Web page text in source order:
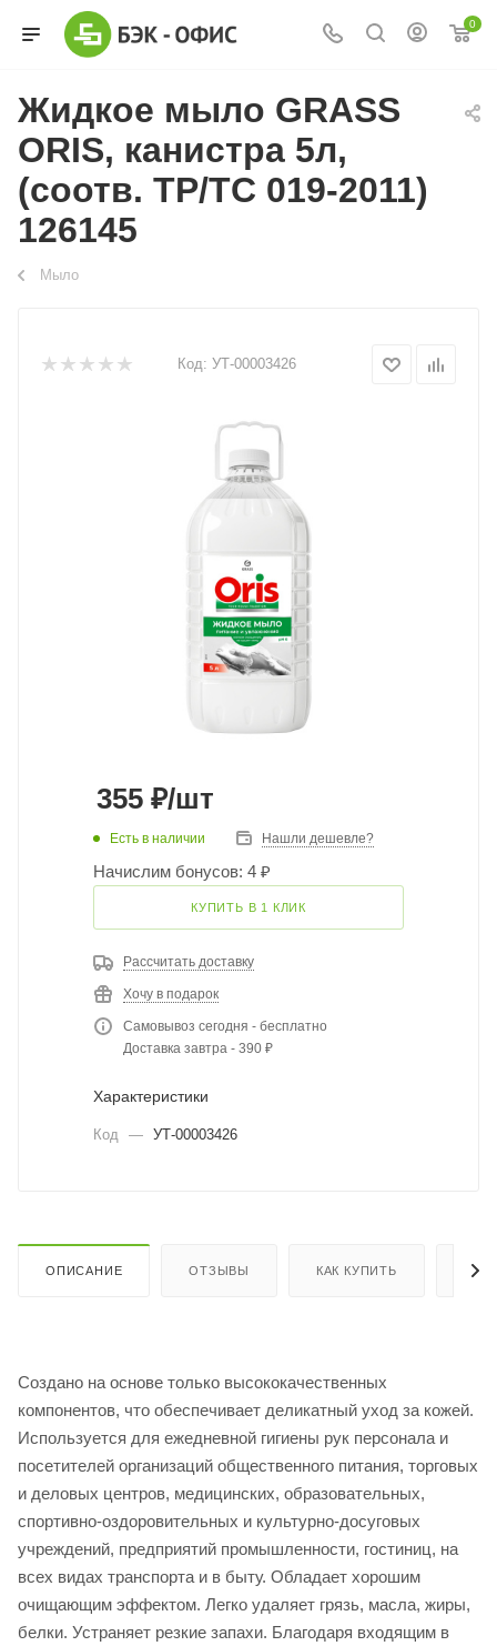
0
Жидкое мыло GRASS
ORIS, канистра 5л,
(соотв. ТР/ТС 019-2011)
126145
Мыло
Код: УТ-00003426
355 ₽/шт
Есть в наличии Нашли дешевле?
Начислим бонусов: 4 ₽
КУПИТЬ В 1 КЛИК
Рассчитать доставку
Хочу в подарок
Самовывоз сегодня - бесплатно
Доставка завтра - 390 ₽
Характеристики
Код — УТ-00003426
ОПИСАНИЕ ОТЗЫВЫ КАК КУПИТЬ
Создано на основе только высококачественных
компонентов, что обеспечивает деликатный уход за кожей.
Используется для ежедневной гигиены рук персонала и
посетителей организаций общественного питания, торговых
и деловых центров, медицинских, образовательных,
спортивно-оздоровительных и культурно-досуговых
учреждений, предприятий промышленности, гостиниц, на
всех видах транспорта и в быту. Обладает хорошим
очищающим эффектом. Легко удаляет грязь, масла, жиры,
белки. Устраняет резкие запахи. Благодаря входящим в